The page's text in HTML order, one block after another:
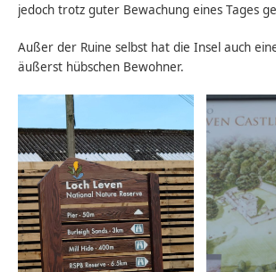
jedoch trotz guter Bewachung eines Tages
Außer der Ruine selbst hat die Insel auch
äußerst hübschen Bewohner.